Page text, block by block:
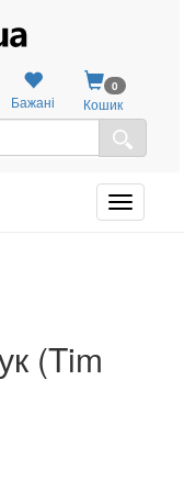
Бажані
0
Кошик
(Tim